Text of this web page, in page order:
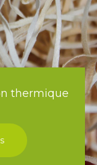
thermique